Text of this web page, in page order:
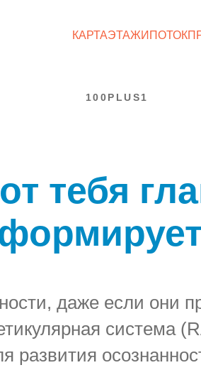
КАРТАЭТАЖИ ПОТОК
100PLUS1
тебя
даже если они
система
развития